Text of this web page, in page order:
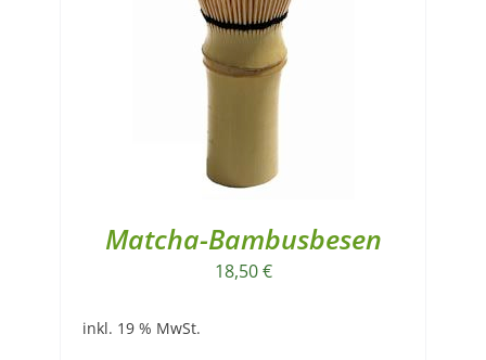
Matcha-Bambusbesen
18,50€
inkl. 19 % MwSt.